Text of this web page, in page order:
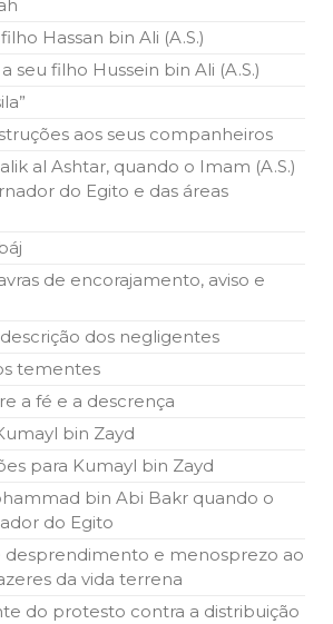
um novo
Imam Ali Ibn Al-Hussein
o martírio do quarto Imam dos
“Zein Al-Ábidin” (Formosura
no Brasil recebe o ex-
Exteriores da
03 de Abril, o Centro Islâmico no
sede, em São Paulo, o ex-ministro das
da República Islâmica do Irã, Sr. Kamal
se visitando
Hassan bin Ali (A.S.)
seu filho Hussein bin Ali (A.S.)
aos seus companheiros
al Ashtar, quando o Imam (A.S.)
do Egito e das áreas
de encorajamento, aviso e
dos negligentes
tementes
a fé e a descrença
bin Zayd
para Kumayl bin Zayd
bin Abi Bakr quando o
do Egito
desprendimento e menosprezo ao
da vida terrena
do protesto contra a distribuição